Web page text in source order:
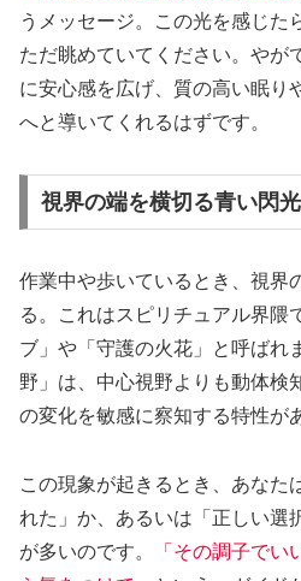
うメッセージ。この光を感じた
ただ眺めていてください。やが
に安心感を広げ、質の高い眠り
へと導いてくれるはずです。
視界の端を横切る青い閃
作業中や歩いているとき、視界
る。これはスピリチュアル界隈
ブ」や「守護の火花」と呼ばれ
野 」は、中心視野よりも動体検
の変化を敏感に察知する特性が
この現象が起きるとき、あなた
れた」か、あるいは「正しい選
が多いのです。
「その調子で